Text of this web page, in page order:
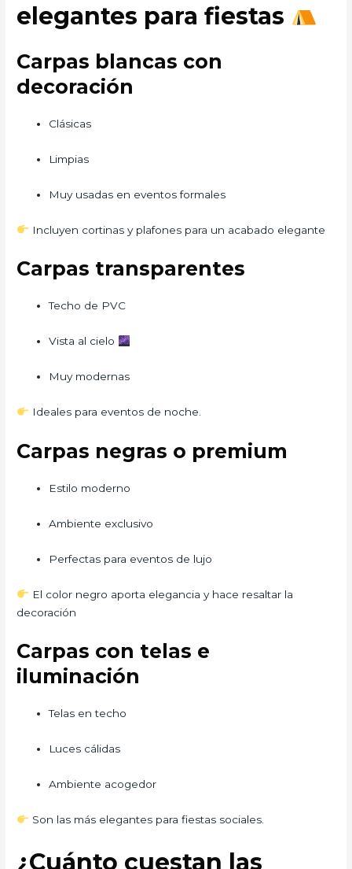
elegantes para fiestas
Carpas blancas con
decoración
Clásicas
Limpias
Muy usadas en eventos formales
Incluyen cortinas y plafones para un acabado elegante
Carpas transparentes
Techo de PVC
Vista al cielo
Muy modernas
Ideales para eventos de noche.
Carpas negras o premium
Estilo moderno
Ambiente exclusivo
Perfectas para eventos de lujo
El color negro aporta elegancia y hace resaltar la
decoración
Carpas con telas e
iluminación
Telas en techo
Luces cálidas
Ambiente acogedor
Son las más elegantes para fiestas sociales.
¿Cuánto cuestan las